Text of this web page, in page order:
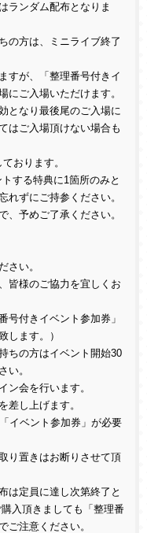
ランダム配布となりま
の方は、ミニライブ終了
すが、「整理番号付きイ
にご入場いただけます。
となり最後尾のご入場に
はご入場頂けない場合も
おります。
する特典に1箇所のみと
れずにご持参ください。
予めご了承ください。
さい。
皆様のご協力を宜しくお
号付きイベント参加券」
します。）
ちの方はイベント開始30
い。
ン会を行います。
差し上げます。
イベント参加券」が必要
り置きはお断りさせて頂
は定員に達し次第終了と
入頂きましても「整理番
ご注意ください。